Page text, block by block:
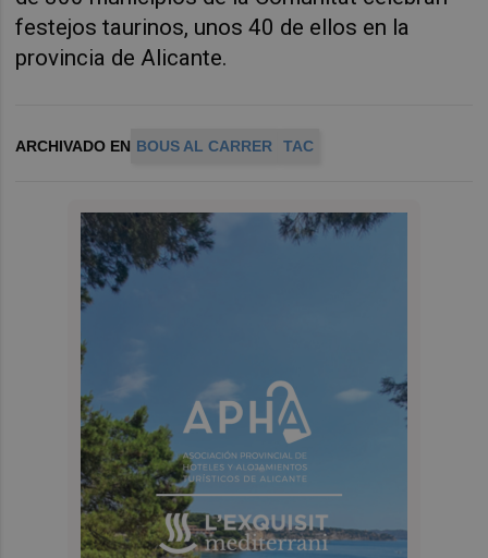
festejos taurinos, unos 40 de ellos en la
provincia de Alicante.
ARCHIVADO EN BOUS AL CARRER TAC